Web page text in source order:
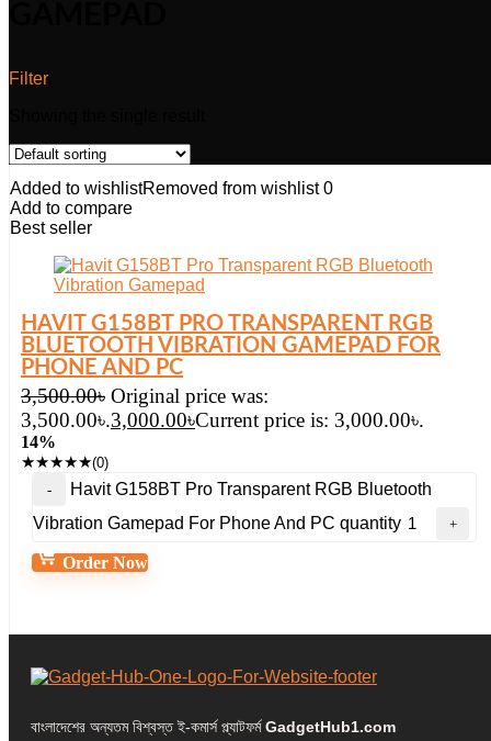
Filter
Added to wishlistRemoved from wishlist 0
Add to compare
Best seller
HAVIT G158BT PRO TRANSPARENT RGB
BLUETOOTH VIBRATION GAMEPAD FOR
PHONE AND PC
3,500.00৳ Original price was:
3,500.00৳.3,000.00৳Current price is: 3,000.00৳.
14%
★★★★★(0)
Havit G158BT Pro Transparent RGB Bluetooth
Vibration Gamepad For Phone And PC quantity
Order Now
বাংলাদেশের অন্যতম বিশ্বস্ত ই-কমার্স প্ল্যাটফর্মGadgetHub1.com